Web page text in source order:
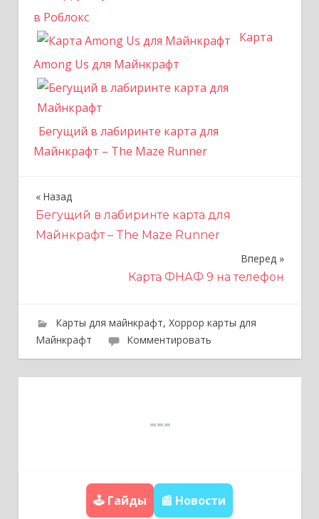
в Роблокс
Карта
Among Us для Майнкрафт
Бегущий в лабиринте карта для
Майнкрафт – The Maze Runner
Н
а
а
ц
и
Назад
Бегущий в лабиринте карта для
Майнкрафт – The Maze Runner
Вперед
Карта ФНАФ 9 на телефон
Карты для майнкрафт, Хоррор карты для
Майнкрафт
Комментировать
🕹️ Гайды 📰 Новости